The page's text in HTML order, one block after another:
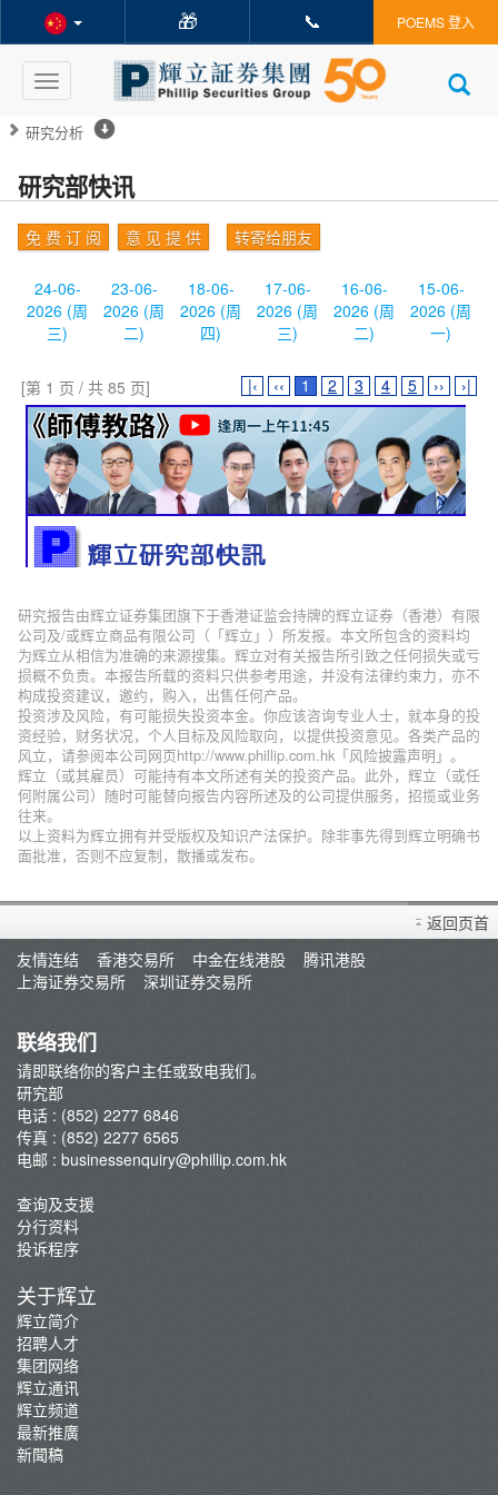
🎁 📞 POEMS 登入
Toggle
navigation
研究分析
研究部快讯
免 费 订 阅 意 见 提 供 转寄给朋友
24-06-
2026 (周
三)
23-06-
2026 (周
二)
18-06-
2026 (周
四)
17-06-
2026 (周
三)
16-06-
2026 (周
二)
15-06-
2026 (周
一)
[第 1 页 / 共 85 页] |‹ ‹‹ 1 2 3 4 5 ›› ›|
研究报告由辉立证券集团旗下于香港证监会持牌的辉立证券（香港）有限
公司及/或辉立商品有限公司（「辉立」）所发报。本文所包含的资料均
为辉立从相信为准确的来源搜集。辉立对有关报告所引致之任何损失或亏
损概不负责。本报告所载的资料只供参考用途，并没有法律约束力，亦不
构成投资建议，邀约，购入，出售任何产品。
投资涉及风险，有可能损失投资本金。你应该咨询专业人士，就本身的投
资经验，财务状况，个人目标及风险取向，以提供投资意见。各类产品的
风立，请参阅本公司网页http://www.phillip.com.hk「风险披露声明」。
辉立（或其雇员）可能持有本文所述有关的投资产品。此外，辉立（或任
何附属公司）随时可能替向报告内容所述及的公司提供服务，招揽或业务
往来。
以上资料为辉立拥有并受版权及知识产法保护。除非事先得到辉立明确书
面批准，否则不应复制，散播或发布。
返回页首
友情连结
香港交易所 中金在线港股
腾讯港股
上海证券交易所
深圳证券交易所
联络我们
请即联络你的客户主任或致电我们。
研究部
电话 : (852) 2277 6846
传真 : (852) 2277 6565
电邮 : businessenquiry@phillip.com.hk
查询及支援
分行资料
投诉程序
关于辉立
辉立简介
招聘人才
集团网络
辉立通讯
辉立频道
最新推廣
新聞稿